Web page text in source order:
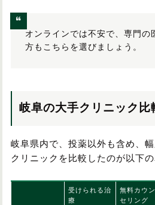
オンラインでは不安で、専門の
方もこちらを選びましょう。
岐阜の大手クリニック比
岐阜県内で、投薬以外も含め、
クリニックを比較したのが以下の
受けられる治
療
無料カウン
セリング